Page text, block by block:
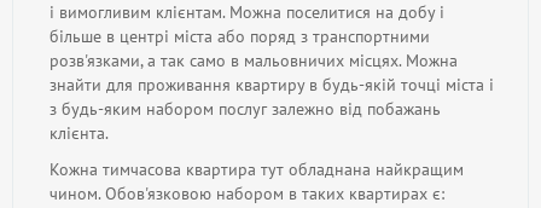
і вимогливим клієнтам. Можна поселитися на добу і
більше в центрі міста або поряд з транспортними
розв'язками, а так само в мальовничих місцях. Можна
знайти для проживання квартиру в будь-якій точці міста і
з будь-яким набором послуг залежно від побажань
клієнта.
Кожна тимчасова квартира тут обладнана найкращим
чином. Обов'язковою набором в таких квартирах є: